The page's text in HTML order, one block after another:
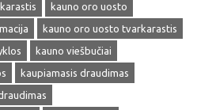
kauno oro uosto
kauno oro uosto tvarkarastis
kauno viešbučiai
kaupiamasis draudimas